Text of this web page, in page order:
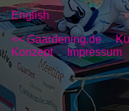
English
<< Gaardening.de
Konzept
Impressum